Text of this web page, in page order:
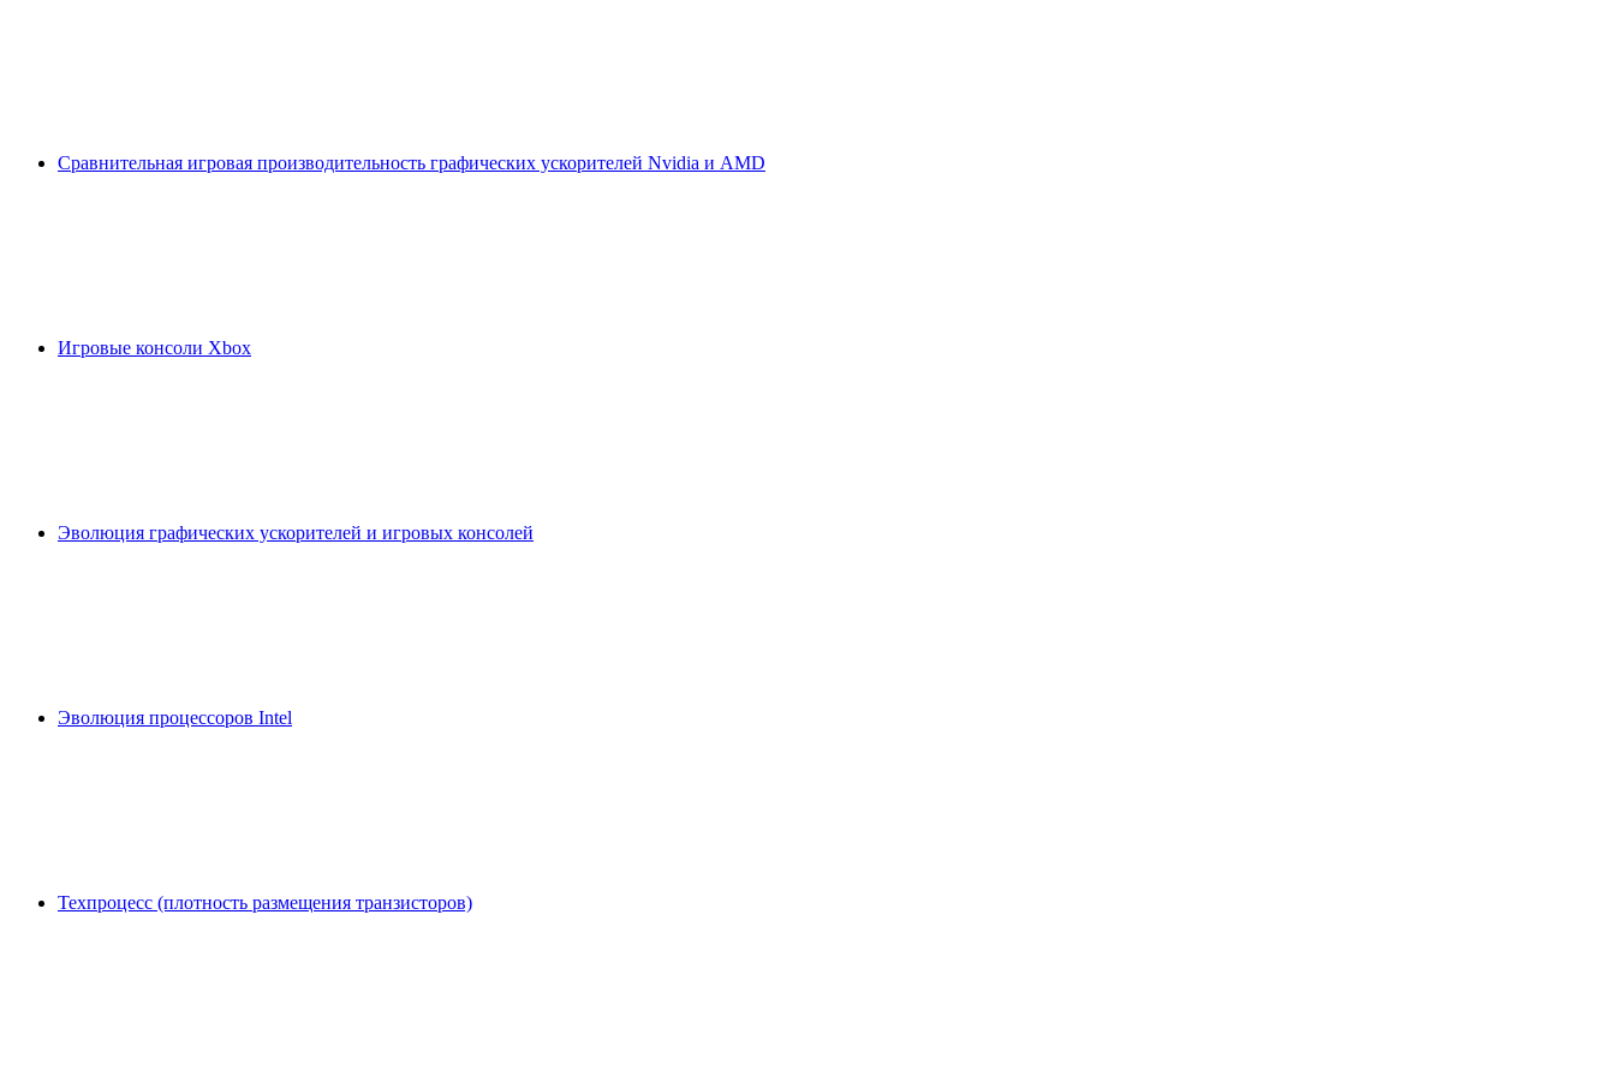
Сравнительная игровая производительность графических ускорителей Nvidia и AMD
Игровые консоли Xbox
Эволюция графических ускорителей и игровых консолей
Эволюция процессоров Intel
Техпроцесс (плотность размещения транзисторов)